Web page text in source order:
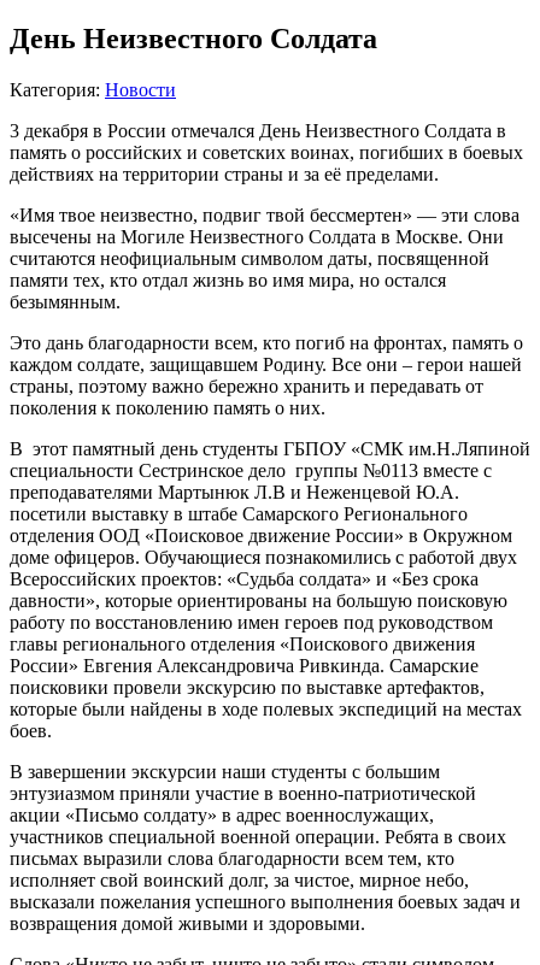
День Неизвестного Солдата
Категория: Новости
3 декабря в России отмечался День Неизвестного Солдата в
память о российских и советских воинах, погибших в боевых
действиях на территории страны и за её пределами.
«Имя твое неизвестно, подвиг твой бессмертен» — эти слова
высечены на Могиле Неизвестного Солдата в Москве. Они
считаются неофициальным символом даты, посвященной
памяти тех, кто отдал жизнь во имя мира, но остался
безымянным.
Это дань благодарности всем, кто погиб на фронтах, память о
каждом солдате, защищавшем Родину. Все они – герои нашей
страны, поэтому важно бережно хранить и передавать от
поколения к поколению память о них.
В этот памятный день студенты ГБПОУ «СМК им.Н.Ляпиной
специальности Сестринское дело группы №0113 вместе с
преподавателями Мартынюк Л.В и Неженцевой Ю.А.
посетили выставку в штабе Самарского Регионального
отделения ООД «Поисковое движение России» в Окружном
доме офицеров. Обучающиеся познакомились с работой двух
Всероссийских проектов: «Судьба солдата» и «Без срока
давности», которые ориентированы на большую поисковую
работу по восстановлению имен героев под руководством
главы регионального отделения «Поискового движения
России» Евгения Александровича Ривкинда. Самарские
поисковики провели экскурсию по выставке артефактов,
которые были найдены в ходе полевых экспедиций на местах
боев.
В завершении экскурсии наши студенты с большим
энтузиазмом приняли участие в военно-патриотической
акции «Письмо солдату» в адрес военнослужащих,
участников специальной военной операции. Ребята в своих
письмах выразили слова благодарности всем тем, кто
исполняет свой воинский долг, за чистое, мирное небо,
высказали пожелания успешного выполнения боевых задач и
возвращения домой живыми и здоровыми.